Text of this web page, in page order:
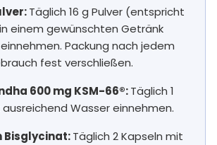
Täglich 16 g Pulver (entspricht
in einem gewünschten Getränk
Packung nach jedem
fest verschließen.
600 mg KSM-66®:Täglich 1
Wasser einnehmen.
Bisglycinat:Täglich 2 Kapseln mit